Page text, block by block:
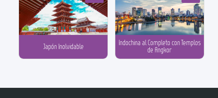
Japón Inolvidable
Indochina al Completo con Templos
de Angkor